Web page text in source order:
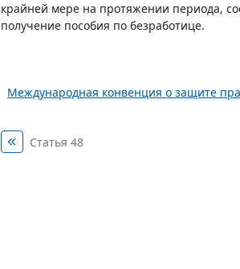
крайней мере на протяжении периода,
получение пособия по безработице.
Международная конвенция о защите
Статья 48